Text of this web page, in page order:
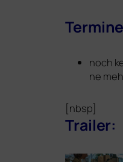
noch
ne
[nbsp]
Trailer: